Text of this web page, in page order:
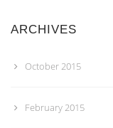
ARCHIVES
October 2015
February 2015